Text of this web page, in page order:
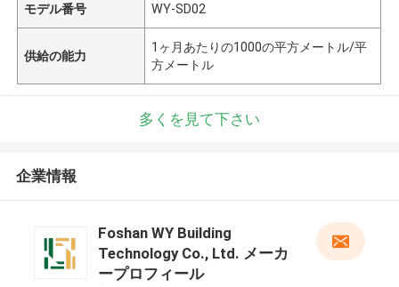
モデル番号 WY-SD02
供給の能力
1ヶ月あたりの1000の平方メートル/平
方メートル
多くを見て下さい
企業情報
Foshan WY Building
Technology Co., Ltd. メーカ
ープロフィール